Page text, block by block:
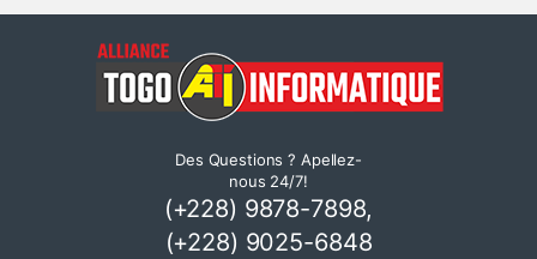
Des Questions ? Apellez-
nous 24/7!
(+228) 9878-7898,
(+228) 9025-6848